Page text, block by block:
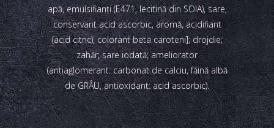
apă, emulsifianți (E471, lecitină din SOIA), sare,
conservant acid ascorbic, aromă, acidifiant
(acid citric), colorant beta caroteni]; drojdie;
zahăr; sare iodată; ameliorator
(antiaglomerant: carbonat de calciu, făină albă
de GRÂU, antioxidant: acid ascorbic).